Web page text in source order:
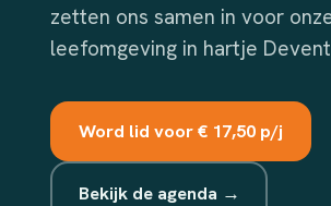
zetten ons samen in voor
leefomgeving in hartje
Word lid voor € 17,50 p/j
Bekijk de agenda →